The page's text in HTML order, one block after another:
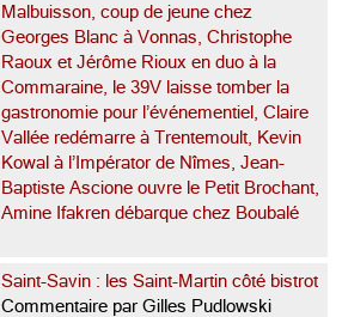
Malbuisson, coup de jeune chez
Georges Blanc à Vonnas, Christophe
Raoux et Jérôme Rioux en duo à la
Commaraine, le 39V laisse tomber la
gastronomie pour l’événementiel, Claire
Vallée redémarre à Trentemoult, Kevin
Kowal à l’Impérator de Nîmes, Jean-
Baptiste Ascione ouvre le Petit Brochant,
Amine Ifakren débarque chez Boubalé
Saint-Savin : les Saint-Martin côté bistrot
Commentaire par Gilles Pudlowski